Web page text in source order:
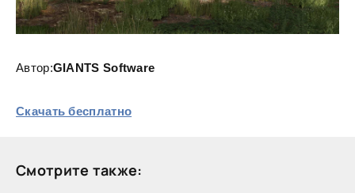
Автор:GIANTS Software
Скачать бесплатно
Смотрите также: